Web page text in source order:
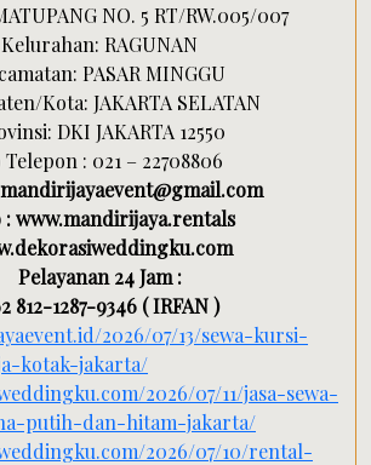
NO. 5 RT/RW.005/007
Kelurahan: RAGUNAN
PASAR MINGGU
Kota: JAKARTA SELATAN
DKI JAKARTA 12550
Telepon : 021 – 22708806
: www.mandirijaya.rentals
Pelayanan 24 Jam :
812-1287-9346 ( IRFAN )
2026/07/13/sewa-kursi-
kotak-jakarta/
2026/07/11/jasa-sewa-
putih-dan-hitam-jakarta/
2026/07/10/rental-